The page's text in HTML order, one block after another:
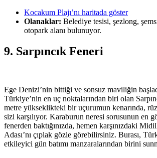
Kocakum Plajı’nı haritada göster
Olanaklar: Belediye tesisi, şezlong,
otopark alanı bulunuyor.
9. Sarpıncık Feneri
Ege Denizi’nin bittiği ve sonsuz maviliğin
Türkiye’nin en uç noktalarından biri olan
metre yükseklikteki bir uçurumun kenarında,
sizi karşılıyor. Karaburun neresi sorusunun en
fenerden baktığınızda, hemen karşınızdaki
Adası’nı çıplak gözle görebilirsiniz. Burası,
etkileyici gün batımı manzaralarından birini